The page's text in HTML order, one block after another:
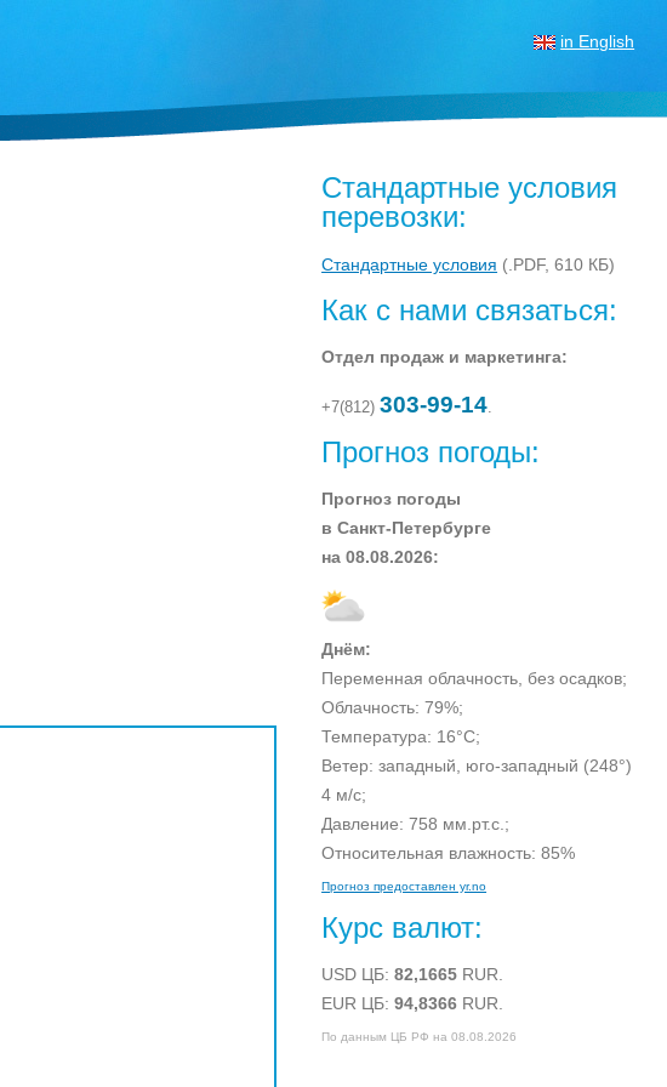
Стандартные условия
перевозки:
Стандартные условия (.PDF, 610 КБ)
Как с нами связаться:
Отдел продаж и маркетинга:
+7(812)303-99-14
Прогноз погоды:
Прогноз погоды
в Санкт-Петербурге
на08.08.2026:
Днём:
Переменная облачность, без осадков;
Облачность:79%;
Температура: 16°C;
Ветер: западный, юго-западный (248°)
4 м/с;
Давление: 758 мм.рт.с.;
Относительная влажность:85%
Прогноз предоставлен yr.no
Курс валют:
USD ЦБ:82,1665 RUR.
EUR ЦБ:94,8366 RUR.
По данным ЦБ РФ на 08.08.2026
in English